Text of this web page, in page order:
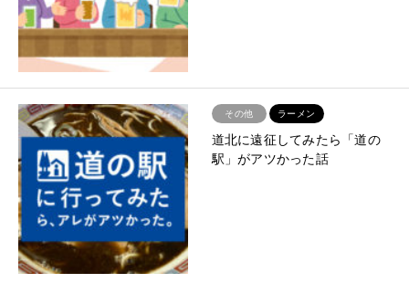
その他 ラーメン
道北に遠征してみたら「道の
駅」がアツかった話